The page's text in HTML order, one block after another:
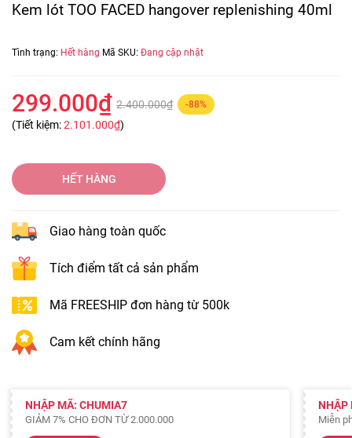
Kem lót TOO FACED hangover replenishing 40ml
Tình trạng: Hết hàng Mã SKU: Đang cập nhật
299.000₫ 2.400.000₫ -88%
(Tiết kiệm:2.101.000₫)
HẾT HÀNG
Giao hàng toàn quốc
Tích điểm tất cả sản phẩm
Mã FREESHIP đơn hàng từ 500k
Cam kết chính hãng
NHẬP MÃ: CHUMIA7
GIẢM 7% CHO ĐƠN TỪ 2.000.000
NHẬP
Miễn